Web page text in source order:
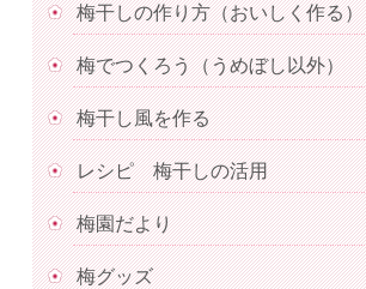
梅干しの作り方（おいしく作る）
梅でつくろう（うめぼし以外）
梅干し風を作る
レシピ 梅干しの活用
梅園だより
梅グッズ